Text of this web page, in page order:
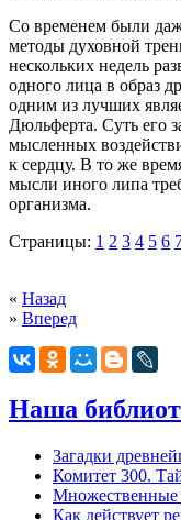
Со временем были
методы духовной
нескольких недель
одного лица в образ
одним из лучших
Дюльферта. Суть его
мысленных
к сердцу. В то же
мысли иного липа
организма.
Страницы: 1 2 3 4 5 6
« Назад
» Вперед
Наша
Загадки
Комитет 300.
Как действует